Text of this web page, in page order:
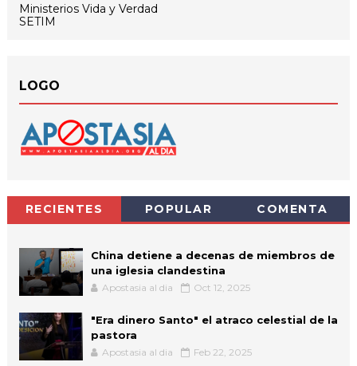
Ministerios Vida y Verdad
SETIM
LOGO
RECIENTES POPULAR COMENTA
China detiene a decenas de miembros de
una iglesia clandestina
Apostasia al dia Oct 12, 2025
"Era dinero Santo" el atraco celestial de la
pastora
Apostasia al dia Feb 22, 2025